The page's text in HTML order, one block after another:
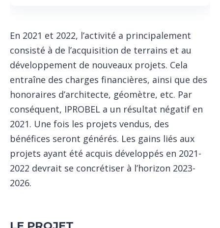
En 2021 et 2022, l’activité a principalement
consisté à de l’acquisition de terrains et au
développement de nouveaux projets. Cela
entraîne des charges financières, ainsi que des
honoraires d’architecte, géomètre, etc. Par
conséquent, IPROBEL a un résultat négatif en
2021. Une fois les projets vendus, des
bénéfices seront générés. Les gains liés aux
projets ayant été acquis développés en 2021-
2022 devrait se concrétiser à l’horizon 2023-
2026.